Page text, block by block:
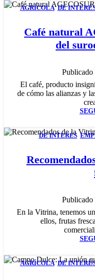
AGRÍCOLA,DE
Café natural
del
Publicado
El café, producto
de cómo las alianzas y
DE INTERÉS,
Publicado
En la Vitrina, tenemos
ellos, frutas
AGRÍCOLA,DE